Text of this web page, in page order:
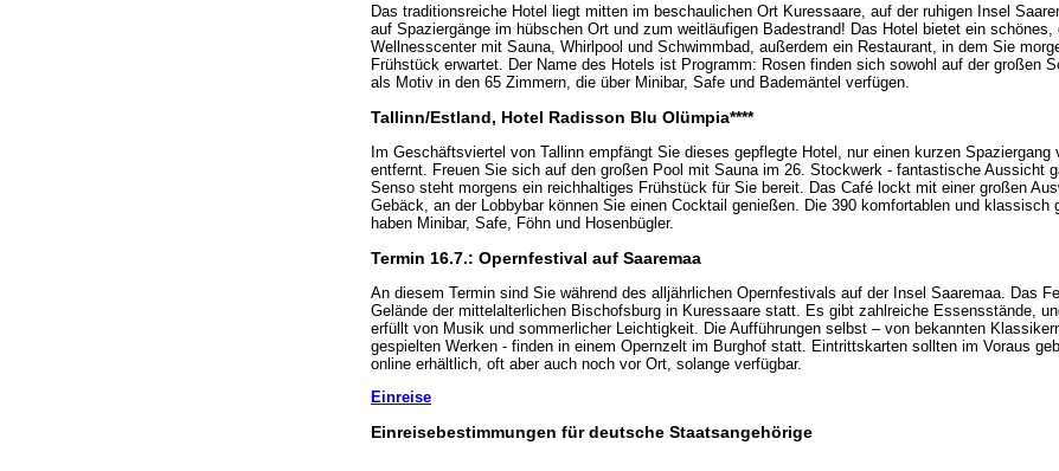
Das traditionsreiche Hotel liegt mitten im beschaulichen Ort Kuressaare, auf der ruhigen Insel
auf Spaziergänge im hübschen Ort und zum weitläufigen Badestrand! Das Hotel bietet ein schönes,
Wellnesscenter mit Sauna, Whirlpool und Schwimmbad, außerdem ein Restaurant, in dem Sie
Frühstück erwartet. Der Name des Hotels ist Programm: Rosen finden sich sowohl auf der großen
als Motiv in den 65 Zimmern, die über Minibar, Safe und Bademäntel verfügen.
Tallinn/Estland, Hotel Radisson Blu Olümpia****
Im Geschäftsviertel von Tallinn empfängt Sie dieses gepflegte Hotel, nur einen kurzen Spaziergang
entfernt. Freuen Sie sich auf den großen Pool mit Sauna im 26. Stockwerk - fantastische Aussicht
Senso steht morgens ein reichhaltiges Frühstück für Sie bereit. Das Café lockt mit einer großen
Gebäck, an der Lobbybar können Sie einen Cocktail genießen. Die 390 komfortablen und klassisch
haben Minibar, Safe, Föhn und Hosenbügler.
Termin 16.7.: Opernfestival auf Saaremaa
An diesem Termin sind Sie während des alljährlichen Opernfestivals auf der Insel Saaremaa. Das
Gelände der mittelalterlichen Bischofsburg in Kuressaare statt. Es gibt zahlreiche Essensstände,
erfüllt von Musik und sommerlicher Leichtigkeit. Die Aufführungen selbst – von bekannten
gespielten Werken - finden in einem Opernzelt im Burghof statt. Eintrittskarten sollten im Voraus
online erhältlich, oft aber auch noch vor Ort, solange verfügbar.
Einreise
Einreisebestimmungen für deutsche Staatsangehörige